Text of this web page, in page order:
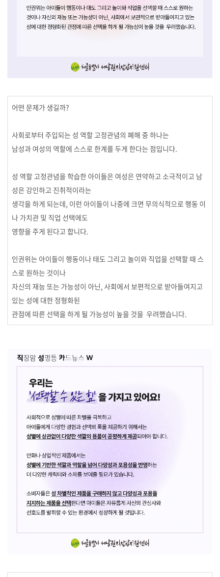
어떤 문제가 생길까?
사회로부터 주입되는 성 역할 고정관념의 폐해 중 하나는
남성과 여성의 역할에 스스로 한계를 두게 한다는 점입니다.
성 역할 고정관념을 학습한 아이들은 여성은 연약하고 소극적이고 남
성은 강인하고 진취적이라는
생각을 하게 되는데, 이런 아이들이 나중에 크면 무의식적으로 행동 이
나 가치관 및 직업 선택에도
영향을 주게 된다고 합니다.
인권위는 아이들이 행동이나 태도 그리고 놀이와 직업을 선택할 때 스
스로 원하는 것이나
자신의 재능 또는 가능성이 아닌, 사회에서 보편적으로 받아들여지고
있는 성에 대한 정형화된
관점에 따른 선택을 하게 될 가능성이 높을 것을 우려했습니다.